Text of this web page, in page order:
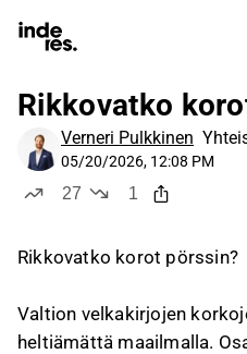
Rikkovatko
Verneri Pulkkinen
05/20/2026, 12:08 PM
27
1
Rikkovatko korot pörssin?
Valtion velkakirjojen
heltiämättä maailmalla.